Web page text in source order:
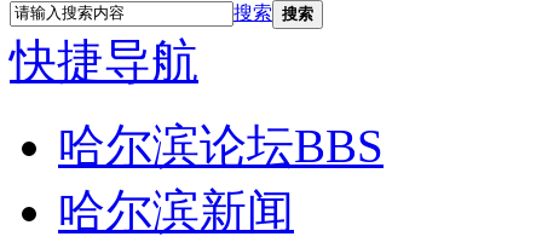
搜索 搜索
快捷导航
哈尔滨论坛BBS
哈尔滨新闻